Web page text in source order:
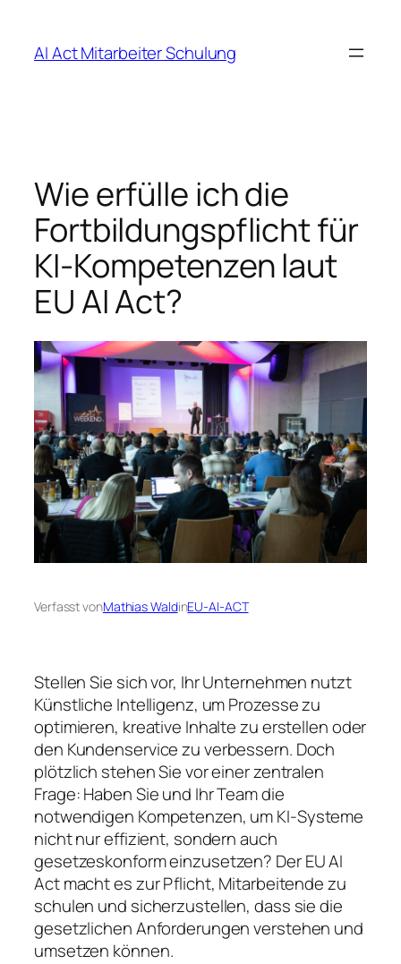
springen
AI Act Mitarbeiter Schulung
Wie erfülle ich die
Fortbildungspflicht für
KI-Kompetenzen laut
EU AI Act?
Verfasst vonMathias WaldinEU-AI-ACT
Stellen Sie sich vor, Ihr Unternehmen nutzt
Künstliche Intelligenz, um Prozesse zu
optimieren, kreative Inhalte zu erstellen oder
den Kundenservice zu verbessern. Doch
plötzlich stehen Sie vor einer zentralen
Frage: Haben Sie und Ihr Team die
notwendigen Kompetenzen, um KI-Systeme
nicht nur effizient, sondern auch
gesetzeskonform einzusetzen? Der EU AI
Act macht es zur Pflicht, Mitarbeitende zu
schulen und sicherzustellen, dass sie die
gesetzlichen Anforderungen verstehen und
umsetzen können.